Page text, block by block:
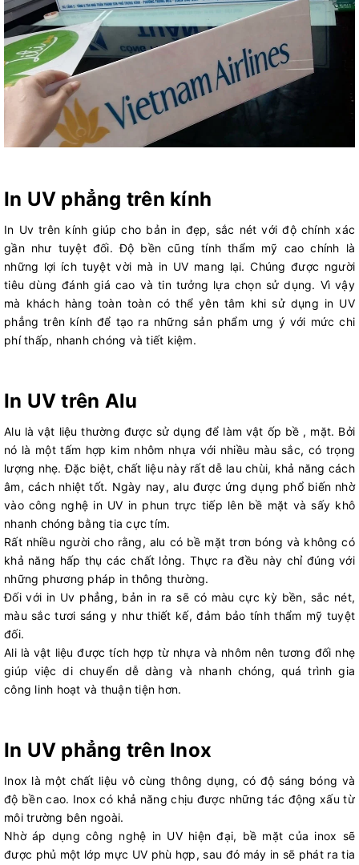
In UV phẳng trên kính
In Uv trên kính giúp cho bản in đẹp, sắc nét với độ chính xác
gần như tuyệt đối. Độ bền cũng tính thẩm mỹ cao chính là
những lợi ích tuyệt vời mà in UV mang lại. Chúng được người
tiêu dùng đánh giá cao và tin tưởng lựa chọn sử dụng. Vì vậy
mà khách hàng toàn toàn có thể yên tâm khi sử dụng in UV
phẳng trên kính để tạo ra những sản phẩm ưng ý với mức chi
phí thấp, nhanh chóng và tiết kiệm.
In UV trên Alu
Alu là vật liệu thường được sử dụng để làm vật ốp bề , mặt. Bởi
nó là một tấm hợp kim nhôm nhựa với nhiều màu sắc, có trọng
lượng nhẹ. Đặc biệt, chất liệu này rất dễ lau chùi, khả năng cách
âm, cách nhiệt tốt. Ngày nay, alu được ứng dụng phổ biến nhờ
vào công nghệ in UV in phun trực tiếp lên bề mặt và sấy khô
nhanh chóng bằng tia cực tím.
Rất nhiều người cho rằng, alu có bề mặt trơn bóng và không có
khả năng hấp thụ các chất lỏng. Thực ra đều này chỉ đúng với
những phương pháp in thông thường.
Đối với in Uv phẳng, bản in ra sẽ có màu cực kỳ bền, sắc nét,
màu sắc tươi sáng y như thiết kế, đảm bảo tính thẩm mỹ tuyệt
đối.
Ali là vật liệu được tích hợp từ nhựa và nhôm nên tương đối nhẹ
giúp việc di chuyển dễ dàng và nhanh chóng, quá trình gia
công linh hoạt và thuận tiện hơn.
In UV phẳng trên Inox
Inox là một chất liệu vô cùng thông dụng, có độ sáng bóng và
độ bền cao. Inox có khả năng chịu được những tác động xấu từ
môi trường bên ngoài.
Nhờ áp dụng công nghệ in UV hiện đại, bề mặt của inox sẽ
được phủ một lớp mực UV phù hợp, sau đó máy in sẽ phát ra tia